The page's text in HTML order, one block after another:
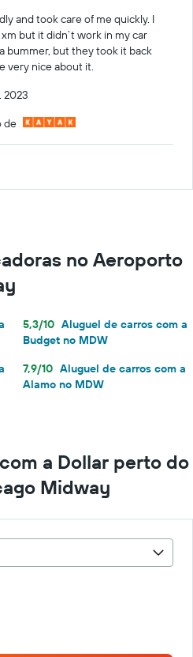
and took care of me quickly. I
but it didn’t work in my car
bummer, but they took it back
very nice about it.
2023
de
no Aeroporto
5,3/10 Aluguel de carros com a
Budget no MDW
7,9/10 Aluguel de carros com a
Alamo no MDW
a Dollar perto do
Midway